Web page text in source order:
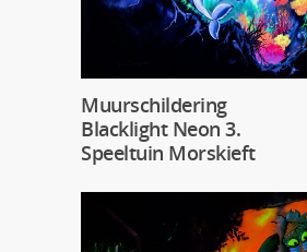
Muurschildering
Blacklight Neon 3.
Speeltuin Morskieft